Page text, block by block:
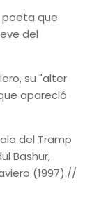
poeta que
del
su "alter
apareció
del Tramp
Bashur,
(1997).//